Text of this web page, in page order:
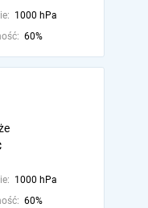
1000 hPa
60%
1000 hPa
60%